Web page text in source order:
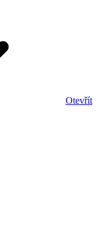
Otevřít